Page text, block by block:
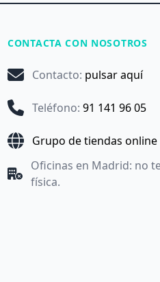
CONTACTA CON NOSOTROS
Contacto: pulsar aquí
Teléfono: 91 141 96 05
Grupo de tiendas online
Oficinas en Madrid: no
física.